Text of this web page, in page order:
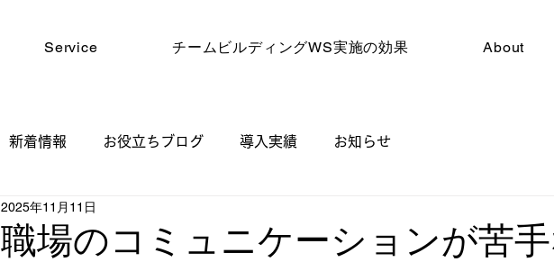
Service チームビルディングWS実施の効果 About
新着情報 お役立ちブログ 導入実績 お知らせ
職場のコミュニケーションが苦
2025年11月11日